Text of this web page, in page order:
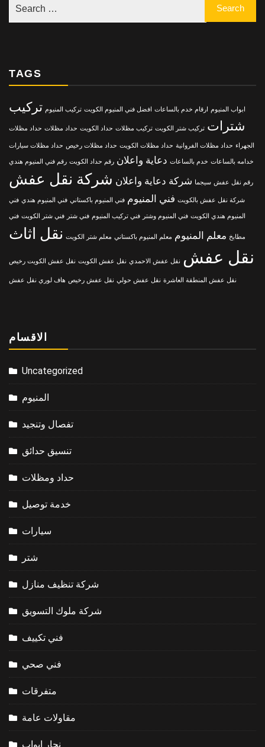
TAGS
ابواب المنيوم ارقام خدم بالساعات افضل فني المنيوم الكويت تركيب المنيوم تركيب
شترات تركيب شتر الكويت تركيب مظلات حداد الكويت حداد مظلات حداد مظلات
الجهراء حداد مظلات الفروانية حداد مظلات الكويت حداد مظلات رخيص حداد مظلات سيارات
خدامه بالساعات خدم بالساعات دعاية واعلان رقم حداد الكويت رقم فني المنيوم هندي
رقم نقل عفش سيجما شركة دعاية واعلان شركة نقل عفش
شركة نقل عفش بالكويت فني المنيوم فني المنيوم باكستاني فني المنيوم هندي فني
المنيوم هندي الكويت فني المنيوم وشتر فني تركيب المنيوم فني شتر فني شتر الكويت فني
مطابخ معلم المنيوم معلم المنيوم باكستاني معلم شتر الكويت نقل اثاث
نقل عفش نقل عفش الاحمدي نقل عفش الكويت نقل عفش الكويت رخيص
نقل عفش المنطقة العاشرة نقل عفش حولي نقل عفش رخيص هاف لوري نقل عفش
الاقسام
Uncategorized
المنيوم
تفصال وتنجيد
تنسيق حدائق
حداد ومظلات
خدمة توصيل
سيارات
شتر
شركة تنظيف منازل
شركة ملوك التسويق
فني تكييف
فني صحي
متفرقات
مقاولات عامة
نجار ابواب